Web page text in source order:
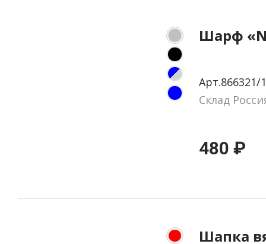
Шарф
Арт.866321/
Склад
480 ₽
Шапка